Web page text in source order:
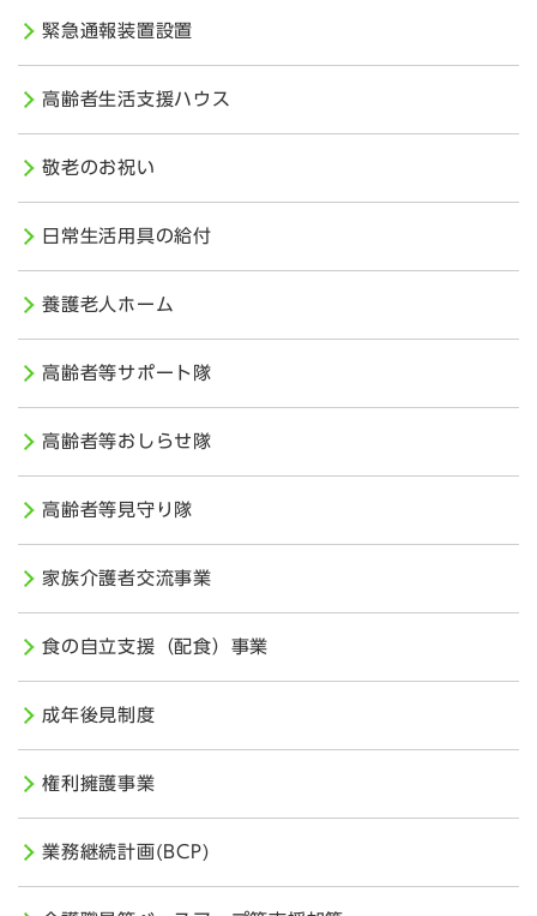
緊急通報装置設置
高齢者生活支援ハウス
敬老のお祝い
日常生活用具の給付
養護老人ホーム
高齢者等サポート隊
高齢者等おしらせ隊
高齢者等見守り隊
家族介護者交流事業
食の自立支援（配食）事業
成年後見制度
権利擁護事業
業務継続計画(BCP)